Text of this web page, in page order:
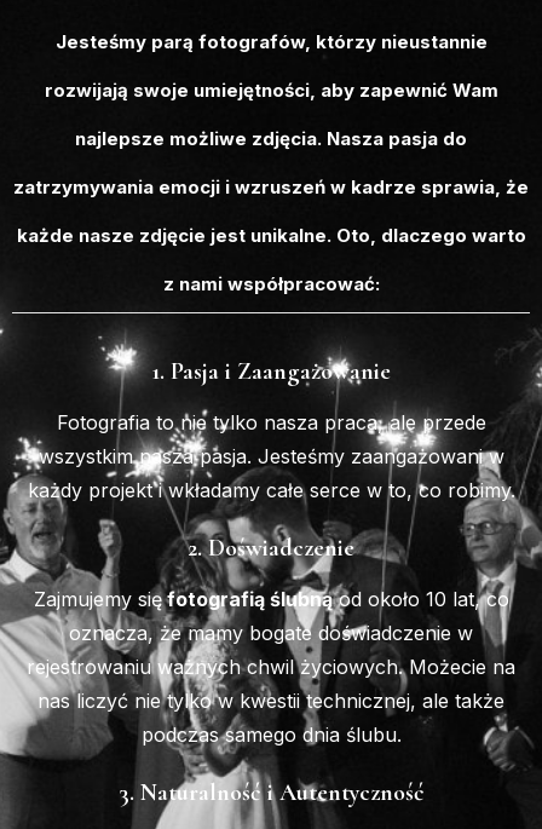
Jesteśmy parą fotografów, którzy nieustannie
rozwijają swoje umiejętności, aby zapewnić Wam
najlepsze możliwe zdjęcia. Nasza pasja do
zatrzymywania emocji i wzruszeń w kadrze sprawia, że
każde nasze zdjęcie jest unikalne. Oto, dlaczego warto
z nami współpracować:
1. Pasja i Zaangażowanie
Fotografia to nie tylko nasza praca, ale przede
wszystkim nasza pasja. Jesteśmy zaangażowani w
każdy projekt i wkładamy całe serce w to, co robimy.
2. Doświadczenie
Zajmujemy sięfotografią ślubnąod około 10 lat, co
oznacza, że mamy bogate doświadczenie w
rejestrowaniu ważnych chwil życiowych. Możecie na
nas liczyć nie tylko w kwestii technicznej, ale także
podczas samego dnia ślubu.
3. Naturalność i Autentyczność